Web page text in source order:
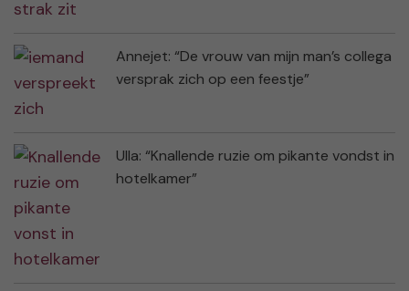
Annejet: “De vrouw van mijn man’s collega
versprak zich op een feestje”
Ulla: “Knallende ruzie om pikante vondst in
hotelkamer”